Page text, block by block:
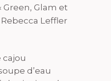
Green, Glam et
Leffler
cajou
d’eau